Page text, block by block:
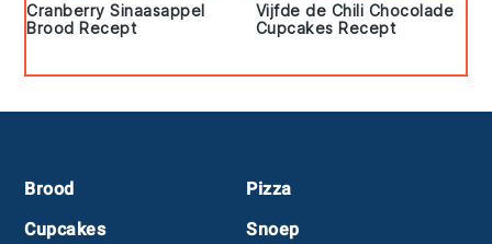
Cranberry Sinaasappel
Brood Recept
Vijfde de Chili Chocolade
Cupcakes Recept
Brood
Cupcakes
Pizza
Snoep